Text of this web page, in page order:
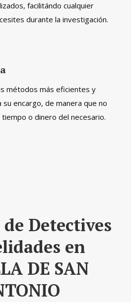
facilitándo cualquier
durante la investigación.
métodos más eficientes y
su encargo, de manera que no
o dinero del necesario.
Detectives
en
DE SAN